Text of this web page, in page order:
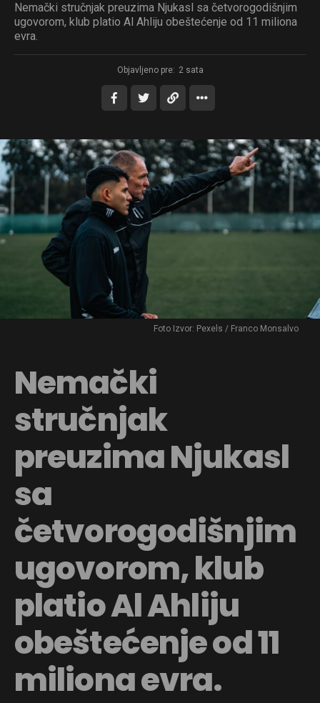
Nemački stručnjak preuzima Njukasl sa četvorogodišnjim
ugovorom, klub platio Al Ahliju obeštećenje od 11 miliona
evra.
Objavljeno pre: 2 sata
Foto Izvor: Pexels / Franco Monsalvo
Nemački
stručnjak
preuzima Njukasl
sa
četvorogodišnjim
ugovorom, klub
platio Al Ahliju
obeštećenje od 11
miliona evra.